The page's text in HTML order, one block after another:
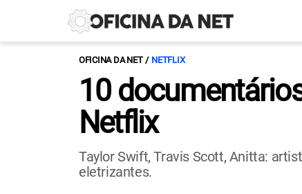
OFICINA DA NET NETFLIX
10
Netflix
Taylor Swift, Travis Scott, Anitta:
eletrizantes.